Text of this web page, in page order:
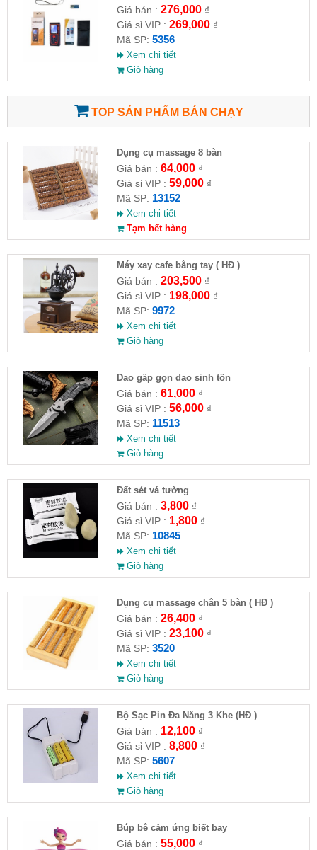
Giá bán : 276,000₫
Giá sỉ VIP : 269,000₫
Mã SP: 5356
Xem chi tiết
Giỏ hàng
TOP SẢN PHẨM BÁN CHẠY
Dụng cụ massage 8 bàn
Giá bán : 64,000₫
Giá sỉ VIP : 59,000₫
Mã SP: 13152
Xem chi tiết
Tạm hết hàng
Máy xay cafe bằng tay ( HĐ )
Giá bán : 203,500₫
Giá sỉ VIP : 198,000₫
Mã SP: 9972
Xem chi tiết
Giỏ hàng
Dao gấp gọn dao sinh tồn
Giá bán : 61,000₫
Giá sỉ VIP : 56,000₫
Mã SP: 11513
Xem chi tiết
Giỏ hàng
Đất sét vá tường
Giá bán : 3,800₫
Giá sỉ VIP : 1,800₫
Mã SP: 10845
Xem chi tiết
Giỏ hàng
Dụng cụ massage chân 5 bàn ( HĐ )
Giá bán : 26,400₫
Giá sỉ VIP : 23,100₫
Mã SP: 3520
Xem chi tiết
Giỏ hàng
Bộ Sạc Pin Đa Năng 3 Khe (HĐ )
Giá bán : 12,100₫
Giá sỉ VIP : 8,800₫
Mã SP: 5607
Xem chi tiết
Giỏ hàng
​Búp bê cảm ứng biết bay
Giá bán : 55,000₫